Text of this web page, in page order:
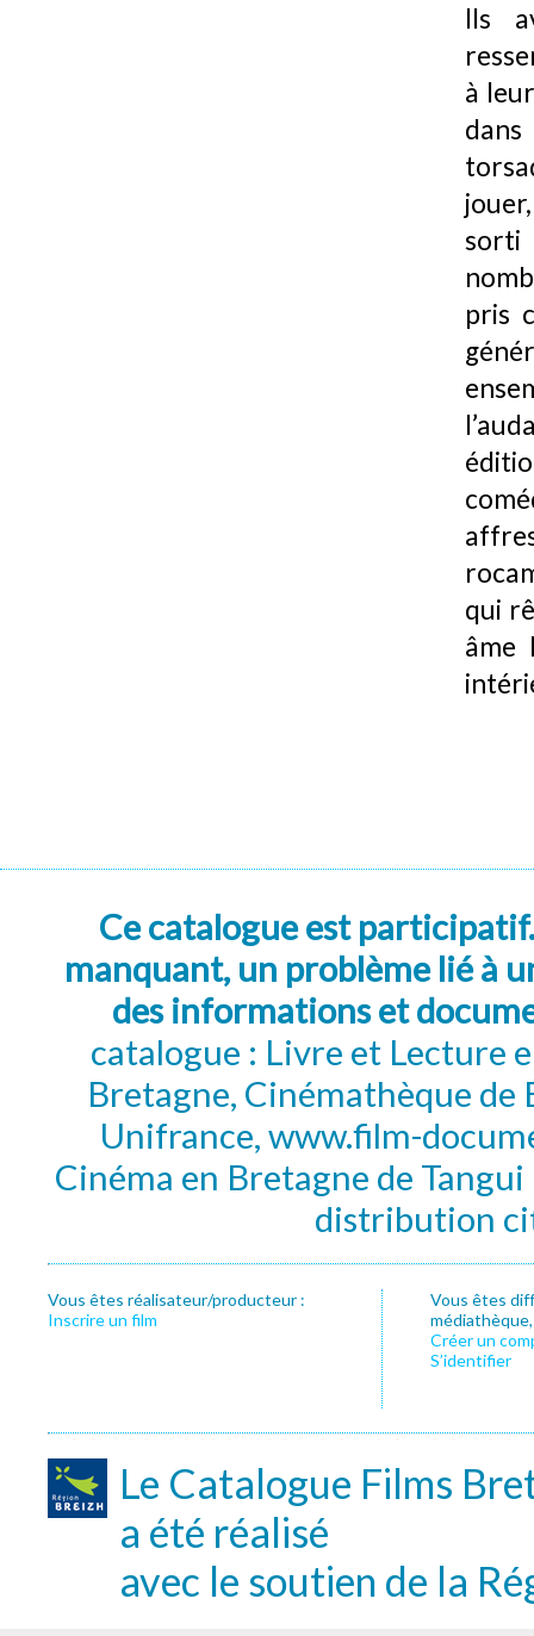
Ils
à
dans
sorti
pris
qui
âme
Ce catalogue est
manquant, un problème lié à
des informations et
catalogue : Livre et Lecture
Bretagne, Cinémathèque de
Unifrance, www.film-
Cinéma en Bretagne de
distribution
Vous êtes réalisateur/producteur :
Inscrire un film
Vous êtes
Créer un
S’identifier
Le Catalogue Films
a été réalisé
avec le soutien de la